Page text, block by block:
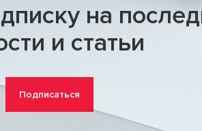
на
и статьи
Подписаться